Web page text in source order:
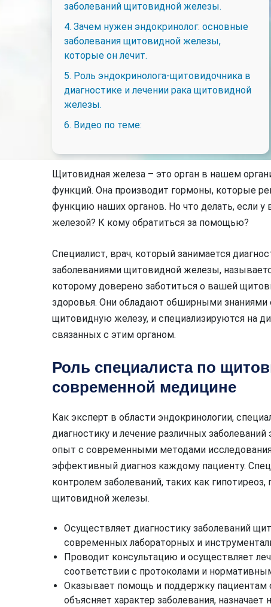
заболеваний щитовидной железы.
4. Зачем нужен эндокринолог: основные
заболевания щитовидной железы,
которые он лечит.
5. Роль эндокринолога-щитовидочника в
диагностике и лечении рака щитовидной
железы.
6. Видео по теме:
Щитовидная железа – это орган в нашем
функций. Она производит гормоны, которые
функцию наших органов. Но что делать, если
железой? К кому обратиться за помощью?
Специалист, врач, который занимается
заболеваниями щитовидной железы,
которому доверено заботиться о вашей
здоровья. Они обладают обширными
щитовидную железу, и специализируются на
связанных с этим органом.
Роль специалиста по
современной медицине
Как эксперт в области эндокринологии,
диагностику и лечение различных
опыт с современными методами
эффективный диагноз каждому пациенту.
контролем заболеваний, таких как
щитовидной железы.
Осуществляет диагностику заболеваний
современных лабораторных и
Проводит консультацию и осуществляет
соответствии с протоколами и
Оказывает помощь и поддержку
объясняет характер заболевания,